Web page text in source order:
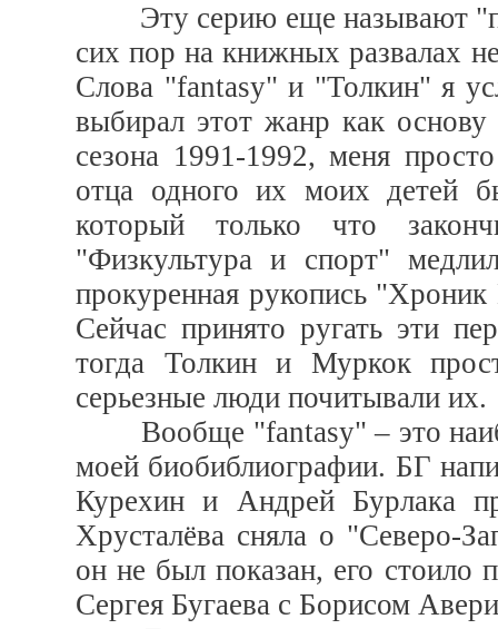
Эту серию еще называют
сих пор на книжных развалах
Слова "fantasy" и "Толкин" я
выбирал этот жанр как основу
сезона 1991-1992, меня
отца одного их моих детей
который только что
"Физкультура и спорт"
прокуренная рукопись
Сейчас принято ругать эти
тогда Толкин и Муркок
серьезные люди почитывали их.
Вообще "fantasy" – это
моей биобиблиографии. БГ
Курехин и Андрей Бурлака
Хрусталёва сняла о "Северо-
он не был показан, его стоило
Сергея Бугаева с Борисом